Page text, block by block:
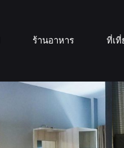
ร้านอาหาร ที่เที่